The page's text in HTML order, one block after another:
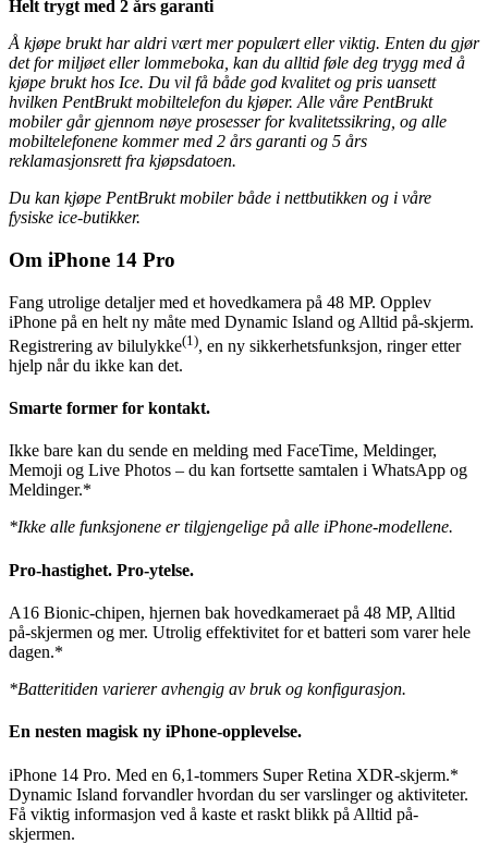
Helt trygt med 2 års garanti
Å kjøpe brukt har aldri vært mer populært eller viktig. Enten du gjør
det for miljøet eller lommeboka, kan du alltid føle deg trygg med å
kjøpe brukt hos Ice. Du vil få både god kvalitet og pris uansett
hvilken PentBrukt mobiltelefon du kjøper. Alle våre PentBrukt
mobiler går gjennom nøye prosesser for kvalitetssikring, og alle
mobiltelefonene kommer med 2 års garanti og 5 års
reklamasjonsrett fra kjøpsdatoen.
Du kan kjøpe PentBrukt mobiler både i nettbutikken og i våre
fysiske ice-butikker.
Om iPhone 14 Pro
Fang utrolige detaljer med et hovedkamera på 48 MP. Opplev
iPhone på en helt ny måte med Dynamic Island og Alltid på-skjerm.
Registrering av bilulykke(1), en ny sikkerhetsfunksjon, ringer etter
hjelp når du ikke kan det.
Smarte former for kontakt.
Ikke bare kan du sende en melding med FaceTime, Meldinger,
Memoji og Live Photos – du kan fortsette samtalen i WhatsApp og
Meldinger.*
*Ikke alle funksjonene er tilgjengelige på alle iPhone-modellene.
Pro-hastighet. Pro-ytelse.
A16 Bionic-chipen, hjernen bak hovedkameraet på 48 MP, Alltid
på-skjermen og mer. Utrolig effektivitet for et batteri som varer hele
dagen.*
*Batteritiden varierer avhengig av bruk og konfigurasjon.
En nesten magisk ny iPhone-opplevelse.
iPhone 14 Pro. Med en 6,1-tommers Super Retina XDR-skjerm.*
Dynamic Island forvandler hvordan du ser varslinger og aktiviteter.
Få viktig informasjon ved å kaste et raskt blikk på Alltid på-
skjermen.